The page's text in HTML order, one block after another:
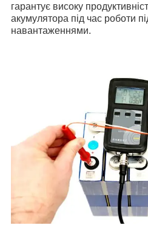
гарантує високу
акумулятора під час роботи
навантаженнями.